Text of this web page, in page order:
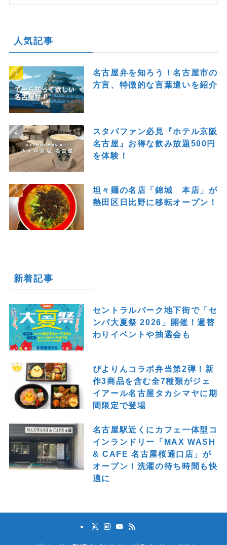
人気記事
名古屋弁を知ろう！名古屋市の
方言、特徴的な言葉遣いを紹介
スタバファン必見『ホテル京阪
名古屋』お得な飲み放題500円
を体験！
坦々麺の名店「錦城 本店」が
熱田区日比野に移転オープン！
新着記事
セントラルパーク地下街で「セ
ンパ大夏祭 2026」開催！週替
わりイベントや抽選会も
ぴよりんコラボ弁当第2弾！新
作3商品を含む全7種類がジェ
イアール名古屋タカシマヤに期
間限定で登場
名古屋駅近くにカフェ一体型コ
インランドリー「MAX WASH
& CAFE 名古屋桜通口店」が
オープン！洗濯の待ち時間も快
適に